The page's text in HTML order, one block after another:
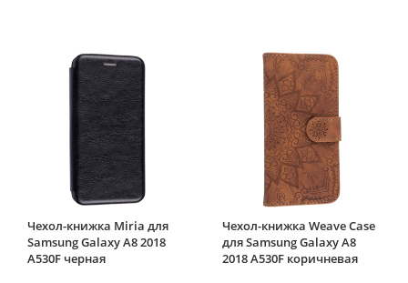
Чехол-книжка Miria для
Samsung Galaxy A8 2018
A530F черная
Чехол-книжка Weave Case
для Samsung Galaxy A8
2018 A530F коричневая